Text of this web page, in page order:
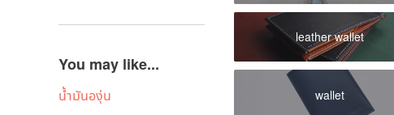
You may like...
น้ำมันองุ่น
leather wallet
wallet